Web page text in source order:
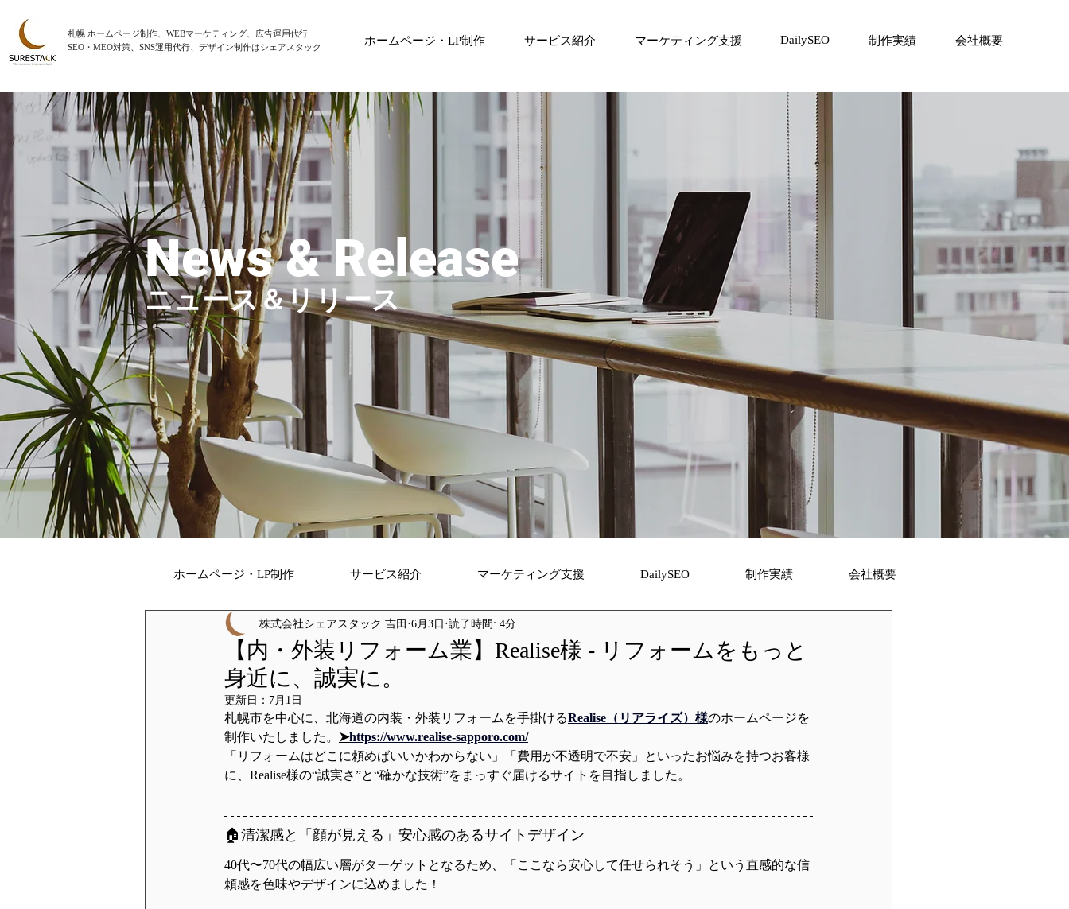
札幌 ホームページ制作、WEBマーケティング、広告運用代行
SEO・MEO対策、SNS運用代行、デザイン制作はシェアスタック
ホームページ・LP制作 サービス紹介 マーケティング支援 DailySEO 制作実績 会社概要
ニュース＆リリース
News & Release
ホームページ・LP制作 サービス紹介 マーケティング支援 DailySEO 制作実績 会社概要
【内・外装リフォーム業】Realise様 - リフォームをもっと
身近に、誠実に。
株式会社シェアスタック 吉田 6月3日 読了時間: 4分
更新日： 7月1日
札幌市を中心に、北海道の内装・外装リフォームを手掛けるRealise（リアライズ）様のホームページを
制作いたしました。 ➤https://www.realise-sapporo.com/
「リフォームはどこに頼めばいいかわからない」「費用が不透明で不安」といったお悩みを持つお客様
に、Realise様の“誠実さ”と“確かな技術”をまっすぐ届けるサイトを目指しました。
🏠清潔感と「顔が見える」安心感のあるサイトデザイン
40代〜70代の幅広い層がターゲットとなるため、「ここなら安心して任せられそう」という直感的な信
頼感を色味やデザインに込めました！